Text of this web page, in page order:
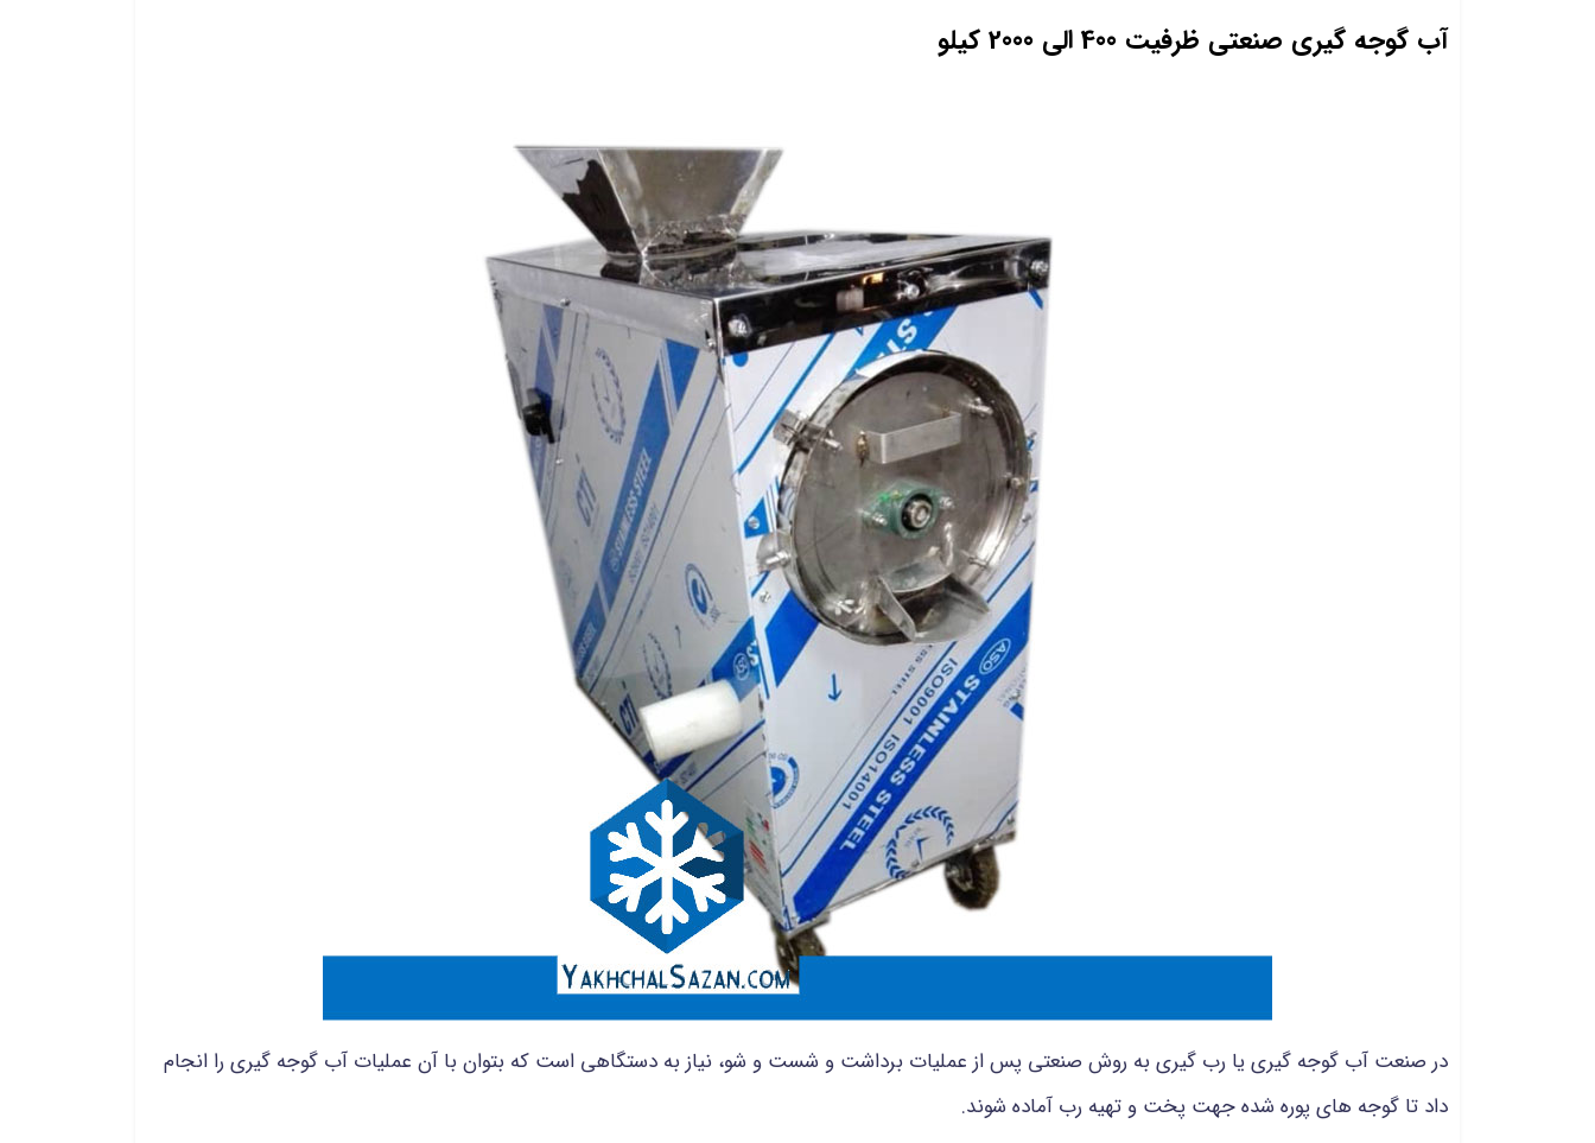
آب گوجه گیری صنعتی ظرفیت 400 الی 2000 کیلو
در صنعت آب گوجه گیری یا رب گیری به روش صنعتی پس از عملیات برداشت و شست و شو، نیاز به دستگاهی است که بتوان با آن عملیات آب گوجه گیری را انجام
داد تا گوجه های پوره شده جهت پخت و تهیه رب آماده شوند.